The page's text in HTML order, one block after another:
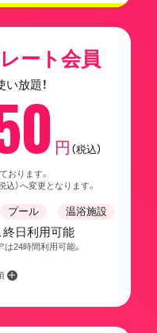
ート会員
放題！
円 （税込）
おります。
込）へ変更となります。
プール 温浴施設
終日利用可能
24時間利用可能。